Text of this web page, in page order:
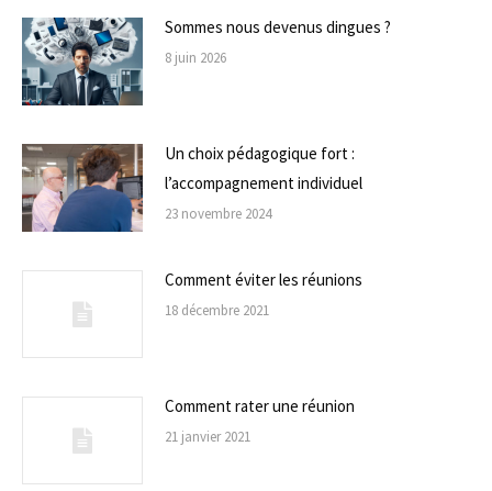
Sommes nous devenus dingues ?
8 juin 2026
Un choix pédagogique fort :
l’accompagnement individuel
23 novembre 2024
Comment éviter les réunions
18 décembre 2021
Comment rater une réunion
21 janvier 2021